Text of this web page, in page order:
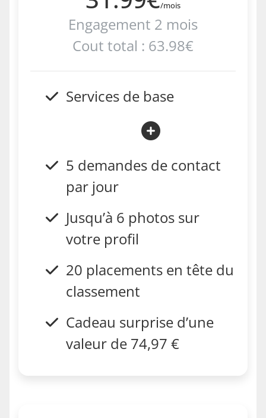
/mois
Engagement 2 mois
Cout total : 63.98€
Services de base
5 demandes de contact
par jour
Jusqu’à 6 photos sur
votre profil
20 placements en tête du
classement
Cadeau surprise d’une
valeur de 74,97 €